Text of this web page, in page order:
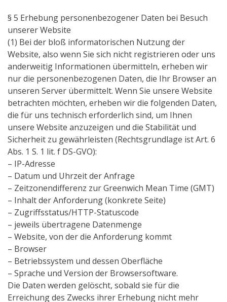
§ 5 Erhebung personenbezogener Daten bei Besuch
unserer Website
(1) Bei der bloß informatorischen Nutzung der
Website, also wenn Sie sich nicht registrieren oder uns
anderweitig Informationen übermitteln, erheben wir
nur die personenbezogenen Daten, die Ihr Browser an
unseren Server übermittelt. Wenn Sie unsere Website
betrachten möchten, erheben wir die folgenden Daten,
die für uns technisch erforderlich sind, um Ihnen
unsere Website anzuzeigen und die Stabilität und
Sicherheit zu gewährleisten (Rechtsgrundlage ist Art. 6
Abs. 1 S. 1 lit. f DS-GVO):
– IP-Adresse
– Datum und Uhrzeit der Anfrage
– Zeitzonendifferenz zur Greenwich Mean Time (GMT)
– Inhalt der Anforderung (konkrete Seite)
– Zugriffsstatus/HTTP-Statuscode
– jeweils übertragene Datenmenge
– Website, von der die Anforderung kommt
– Browser
– Betriebssystem und dessen Oberfläche
– Sprache und Version der Browsersoftware.
Die Daten werden gelöscht, sobald sie für die
Erreichung des Zwecks ihrer Erhebung nicht mehr